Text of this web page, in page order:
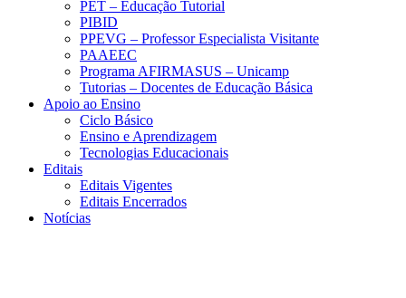
PET – Educação Tutorial
PIBID
PPEVG – Professor Especialista Visitante
PAAEEC
Programa AFIRMASUS – Unicamp
Tutorias – Docentes de Educação Básica
Apoio ao Ensino
Ciclo Básico
Ensino e Aprendizagem
Tecnologias Educacionais
Editais
Editais Vigentes
Editais Encerrados
Notícias